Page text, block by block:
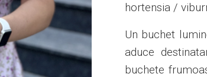
hortensia /
Un buchet
aduce
buchete